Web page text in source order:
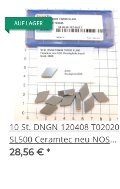
AUF LAGER
10 St. DNGN 120408 T02020
SL500 Ceramtec neu NOS
28,56 € *